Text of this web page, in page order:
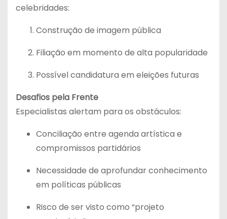
celebridades:
Construção de imagem pública
Filiação em momento de alta popularidade
Possível candidatura em eleições futuras
Desafios pela Frente
Especialistas alertam para os obstáculos:
Conciliação entre agenda artística e
compromissos partidários
Necessidade de aprofundar conhecimento
em políticas públicas
Risco de ser visto como “projeto